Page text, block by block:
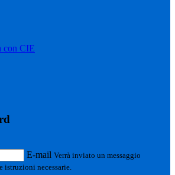
con CIE
E-mail Verrà inviato un messaggio
necessarie.